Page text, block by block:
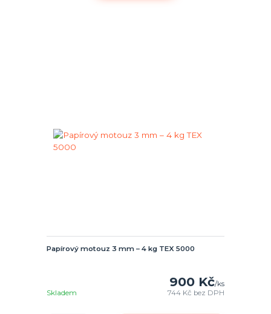
Papírový motouz 3 mm – 4 kg TEX 5000
900 Kč/ks
744 Kč bez DPH
Skladem